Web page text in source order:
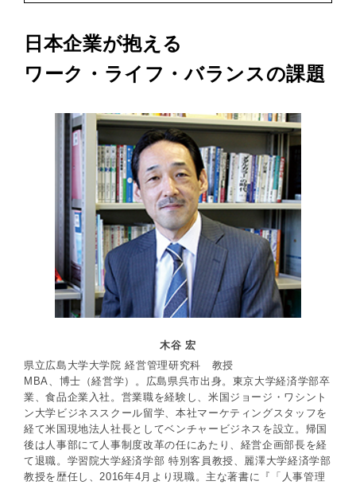
日本企業が抱える
ワーク・ライフ・バランスの課題
木谷 宏
県立広島大学大学院 経営管理研究科 教授
MBA、博士（経営学）。広島県呉市出身。東京大学経済学部卒
業、食品企業入社。営業職を経験し、米国ジョージ・ワシント
ン大学ビジネススクール留学、本社マーケティングスタッフを
経て米国現地法人社長としてベンチャービジネスを設立。帰国
後は人事部にて人事制度改革の任にあたり、経営企画部長を経
て退職。学習院大学経済学部 特別客員教授、麗澤大学経済学部
教授を歴任し、2016年4月より現職。主な著書に『「人事管理